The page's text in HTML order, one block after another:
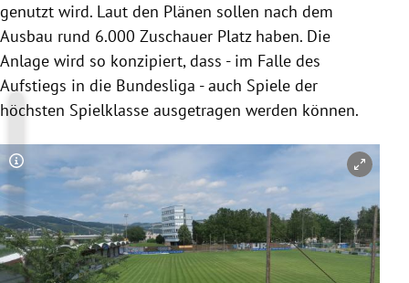
genutzt wird. Laut den Plänen sollen nach dem
Ausbau rund 6.000 Zuschauer Platz haben. Die
Anlage wird so konzipiert, dass - im Falle des
Aufstiegs in die Bundesliga - auch Spiele der
höchsten Spielklasse ausgetragen werden können.
Copyright-Hinweis öffnen/schließen